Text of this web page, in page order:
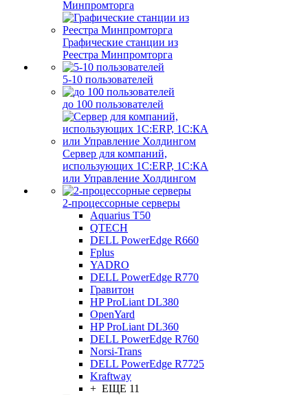
Минпромторга
Графические станции из
Реестра Минпромторга
5-10 пользователей
до 100 пользователей
Сервер для компаний,
использующих 1C:ERP, 1С:КА
или Управление Холдингом
2-процессорные серверы
Aquarius T50
QTECH
DELL PowerEdge R660
Fplus
YADRO
DELL PowerEdge R770
Гравитон
HP ProLiant DL380
OpenYard
HP ProLiant DL360
DELL PowerEdge R760
Norsi-Trans
DELL PowerEdge R7725
Kraftway
+ ЕЩЕ 11